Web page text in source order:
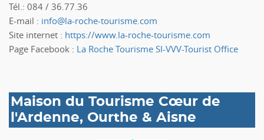
Tél.: 084 / 36.77.36
E-mail : info@la-roche-tourisme.com
Site internet : https://www.la-roche-tourisme.com
Page Facebook : La Roche Tourisme SI-VVV-Tourist Office
Maison du Tourisme Cœur de
l'Ardenne, Ourthe & Aisne